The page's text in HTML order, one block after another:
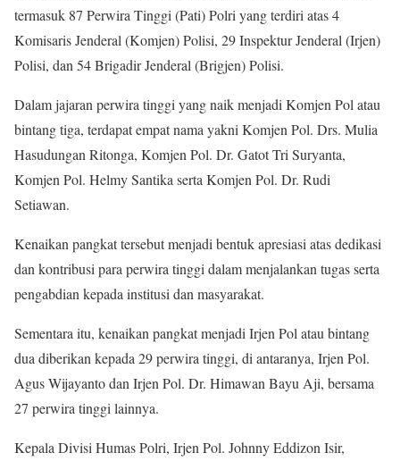
termasuk 87 Perwira Tinggi (Pati) Polri yang terdiri atas 4
Komisaris Jenderal (Komjen) Polisi, 29 Inspektur Jenderal (Irjen)
Polisi, dan 54 Brigadir Jenderal (Brigjen) Polisi.
Dalam jajaran perwira tinggi yang naik menjadi Komjen Pol atau
bintang tiga, terdapat empat nama yakni Komjen Pol. Drs. Mulia
Hasudungan Ritonga, Komjen Pol. Dr. Gatot Tri Suryanta,
Komjen Pol. Helmy Santika serta Komjen Pol. Dr. Rudi
Setiawan.
Kenaikan pangkat tersebut menjadi bentuk apresiasi atas dedikasi
dan kontribusi para perwira tinggi dalam menjalankan tugas serta
pengabdian kepada institusi dan masyarakat.
Sementara itu, kenaikan pangkat menjadi Irjen Pol atau bintang
dua diberikan kepada 29 perwira tinggi, di antaranya, Irjen Pol.
Agus Wijayanto dan Irjen Pol. Dr. Himawan Bayu Aji, bersama
27 perwira tinggi lainnya.
Kepala Divisi Humas Polri, Irjen Pol. Johnny Eddizon Isir,